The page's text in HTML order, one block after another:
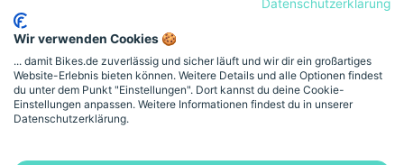
Komfort, Sicherheit und Unterstützung für die tägliche Mobilität –
genau abgestimmt auf die Anforderungen moderner E-Citybikes.
720
Mehr anzeigen
Datenschutzerklärung
Wir verwenden Cookies 🍪
... damit Bikes.de zuverlässig und sicher läuft und wir dir ein großartiges
Website-Erlebnis bieten können. Weitere Details und alle Optionen findest
du unter dem Punkt "Einstellungen". Dort kannst du deine Cookie-
Einstellungen anpassen. Weitere Informationen findest du in unserer
Datenschutzerklärung.